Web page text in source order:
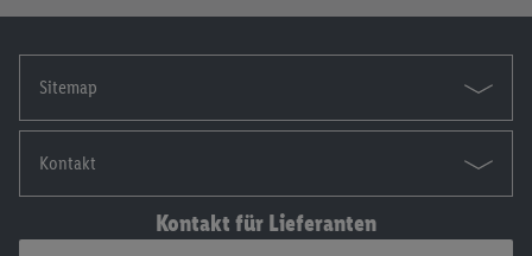
Sitemap
Kontakt
Kontakt für Lieferanten